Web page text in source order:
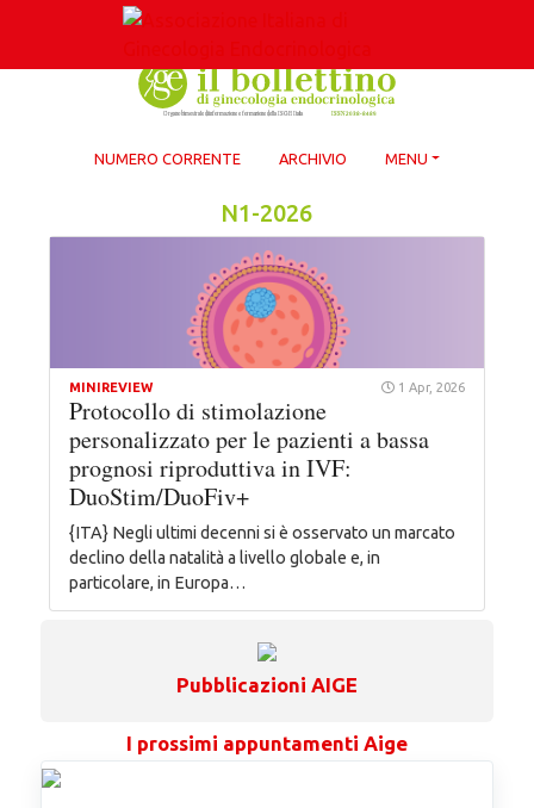
NUMERO CORRENTE ARCHIVIO MENU
N1-2026
MINIREVIEW 1 Apr, 2026
Protocollo di stimolazione
personalizzato per le pazienti a bassa
prognosi riproduttiva in IVF:
DuoStim/DuoFiv+
{ITA} Negli ultimi decenni si è osservato un marcato
declino della natalità a livello globale e, in
particolare, in Europa…
Pubblicazioni AIGE
I prossimi appuntamenti Aige